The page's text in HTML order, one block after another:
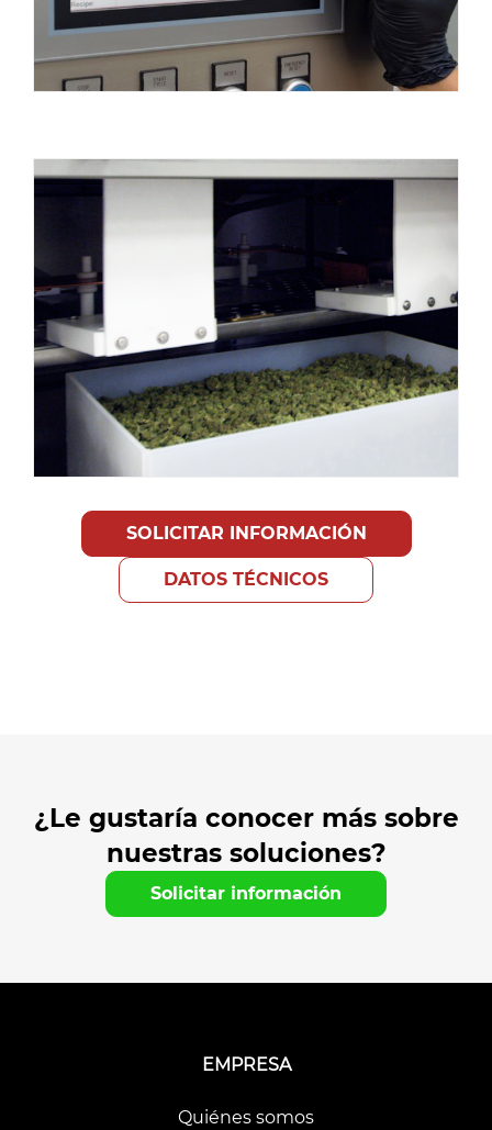
SOLICITAR INFORMACIÓN
DATOS TÉCNICOS
¿Le gustaría conocer más sobre
nuestras soluciones?
Solicitar información
EMPRESA
Quiénes somos